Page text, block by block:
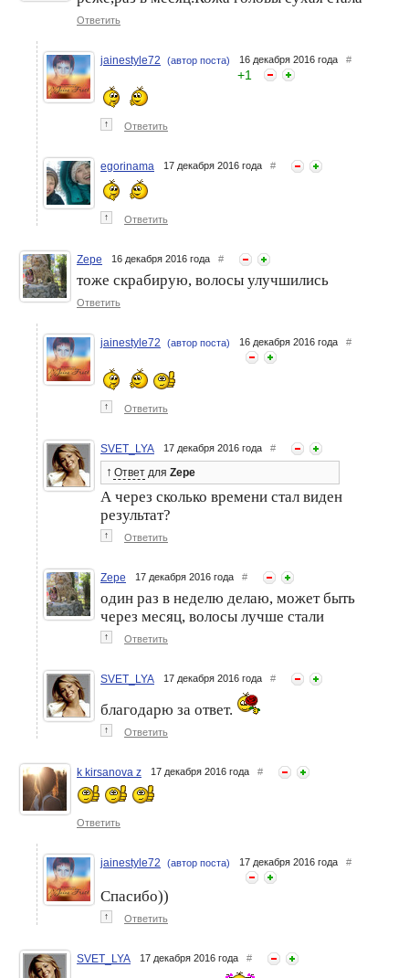
Ответить
jainestyle72 (автор поста) 16 декабря 2016 года #
+1
↑ Ответить
egorinama 17 декабря 2016 года #
↑ Ответить
Zepe 16 декабря 2016 года #
тоже скрабирую, волосы улучшились
Ответить
jainestyle72 (автор поста) 16 декабря 2016 года #
↑ Ответить
SVET_LYA 17 декабря 2016 года #
↑ Ответ для Zepe
А через сколько времени стал виден
результат?
↑ Ответить
Zepe 17 декабря 2016 года #
один раз в неделю делаю, может быть
через месяц, волосы лучше стали
↑ Ответить
SVET_LYA 17 декабря 2016 года #
благодарю за ответ.
↑ Ответить
k kirsanova z 17 декабря 2016 года #
Ответить
jainestyle72 (автор поста) 17 декабря 2016 года #
Спасибо))
↑ Ответить
SVET_LYA 17 декабря 2016 года #